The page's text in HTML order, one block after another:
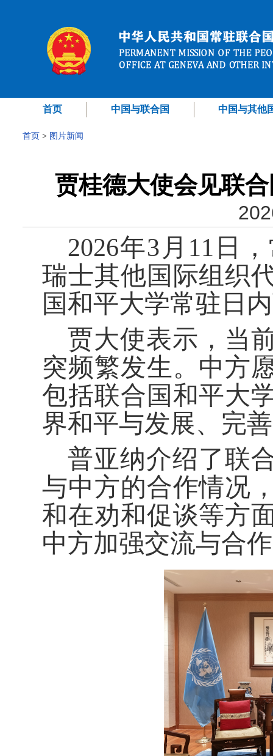
首页 中国与联合国 中国与其他
首页 > 图片新闻
贾桂德大使会见联
2026年3月11日
瑞士其他国际组织
国和平大学常驻日
贾大使表示，当
突频繁发生。中方
包括联合国和平大
界和平与发展、完
普亚纳介绍了联
与中方的合作情况
和在劝和促谈等方
中方加强交流与合